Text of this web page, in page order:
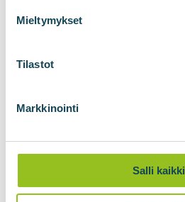
Mieltymykset
Tilastot
Markkinointi
Salli kaikki
hele tatt, men i noen
fornuftig å separere
resirkulert væske fra
fôrmassen og effektivt
Be om et tilbud